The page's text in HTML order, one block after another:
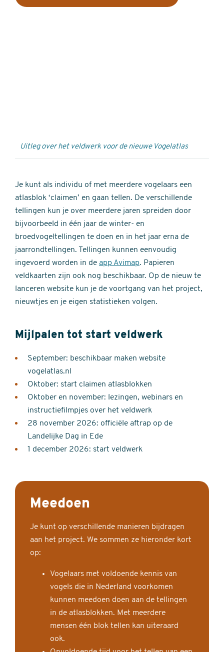
Uitleg over het veldwerk voor de nieuwe Vogelatlas
Je kunt als individu of met meerdere vogelaars een
atlasblok ‘claimen’ en gaan tellen. De verschillende
tellingen kun je over meerdere jaren spreiden door
bijvoorbeeld in één jaar de winter- en
broedvogeltellingen te doen en in het jaar erna de
jaarrondtellingen. Tellingen kunnen eenvoudig
ingevoerd worden in de app Avimap. Papieren
veldkaarten zijn ook nog beschikbaar. Op de nieuw te
lanceren website kun je de voortgang van het project,
nieuwtjes en je eigen statistieken volgen.
Mijlpalen tot start veldwerk
September: beschikbaar maken website
vogelatlas.nl
Oktober: start claimen atlasblokken
Oktober en november: lezingen, webinars en
instructiefilmpjes over het veldwerk
28 november 2026: officiële aftrap op de
Landelijke Dag in Ede
1 december 2026: start veldwerk
Meedoen
Je kunt op verschillende manieren bijdragen
aan het project. We sommen ze hieronder kort
op:
Vogelaars met voldoende kennis van
vogels die in Nederland voorkomen
kunnen meedoen doen aan de tellingen
in de atlasblokken. Met meerdere
mensen één blok tellen kan uiteraard
ook.